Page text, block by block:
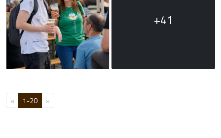
+41
« 1-20 »